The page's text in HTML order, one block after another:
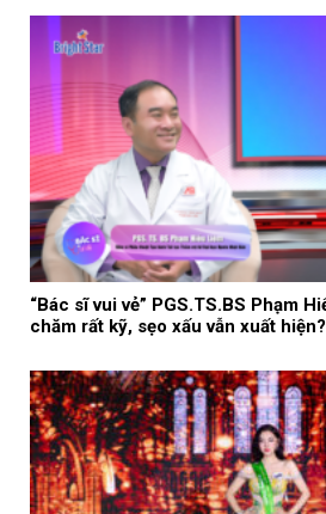
“Bác sĩ vui vẻ” PGS.TS.BS Phạm
chăm rất kỹ, sẹo xấu vẫn xuất hiện?